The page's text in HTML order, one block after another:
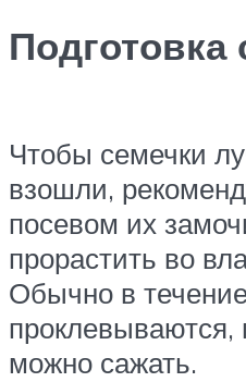
Подготовка
Чтобы семечки
взошли,
посевом их
прорастить во
Обычно в
проклевываются,
можно сажать.